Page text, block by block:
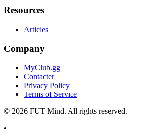
Resources
Articles
Company
MyClub.gg
Contacter
Privacy Policy
Terms of Service
© 2026 FUT Mind. All rights reserved.
•